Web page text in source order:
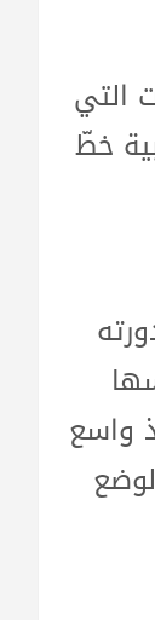
التي
خطّ
رأسها
واسع